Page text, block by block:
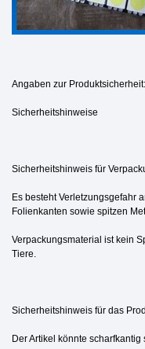
Angaben zur Produktsicherheit:
Sicherheitshinweise
Sicherheitshinweis für
Es besteht Verletzungsgefahr
Folienkanten sowie spitzen
Verpackungsmaterial ist kein
Tiere.
Sicherheitshinweis für das
Der Artikel könnte